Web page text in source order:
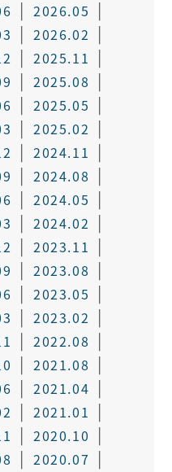
2026.05
2026.02
2025.11
2025.08
2025.05
2025.02
2024.11
2024.08
2024.05
2024.02
2023.11
2023.08
2023.05
2023.02
2022.08
2021.08
2021.04
2021.01
2020.10
2020.07